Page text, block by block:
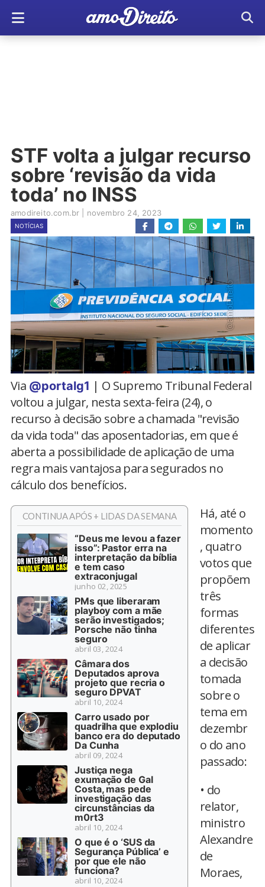
STF volta a julgar recurso
sobre ‘revisão da vida
toda’ no INSS
amodireito.com.br novembro 24, 2023
NOTÍCIAS
Via @portalg1 | O Supremo Tribunal Federal
voltou a julgar, nesta sexta-feira (24), o
recurso à decisão sobre a chamada "revisão
da vida toda" das aposentadorias, em que é
aberta a possibilidade de aplicação de uma
regra mais vantajosa para segurados no
cálculo dos benefícios.
CONTINUA APÓS + LIDAS DA SEMANA
“Deus me levou a fazer
isso”: Pastor erra na
interpretação da bíblia
e tem caso
extraconjugal
junho 02, 2025
PMs que liberaram
playboy com a mãe
serão investigados;
Porsche não tinha
seguro
abril 03, 2024
Câmara dos
Deputados aprova
projeto que recria o
seguro DPVAT
abril 10, 2024
Carro usado por
quadrilha que explodiu
banco era do deputado
Da Cunha
abril 09, 2024
Justiça nega
exumação de Gal
Costa, mas pede
investigação das
circunstâncias da
m0rt3
abril 10, 2024
O que é o ‘SUS da
Segurança Pública’ e
por que ele não
funciona?
abril 10, 2024
Há, até o
momento
, quatro
votos que
propõem
três
formas
diferentes
de aplicar
a decisão
tomada
sobre o
tema em
dezembr
o do ano
passado:
• do
relator,
ministro
Alexandre
de
Moraes,